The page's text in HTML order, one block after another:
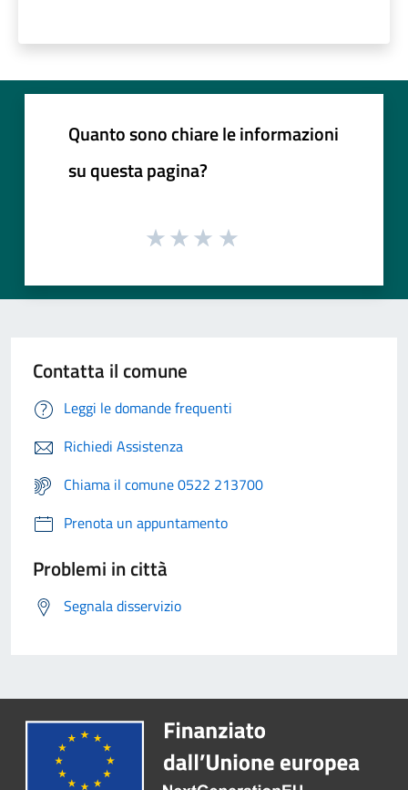
Quanto sono chiare le informazioni
su questa pagina?
Contatta il comune
Leggi le domande frequenti
Richiedi Assistenza
Chiama il comune 0522 213700
Prenota un appuntamento
Problemi in città
Segnala disservizio